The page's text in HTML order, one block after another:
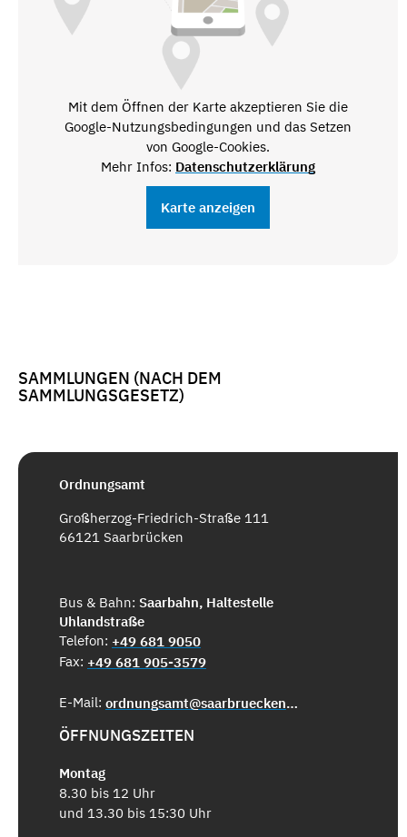
Mit dem Öffnen der Karte akzeptieren Sie die
Google-Nutzungsbedingungen und das Setzen
von Google-Cookies.
Mehr Infos: Datenschutzerklärung
Karte anzeigen
SAMMLUNGEN (NACH DEM
SAMMLUNGSGESETZ)
Ordnungsamt
Großherzog-Friedrich-Straße 111
66121 Saarbrücken
Bus & Bahn: Saarbahn, Haltestelle
Uhlandstraße
Telefon: +49 681 9050
Fax: +49 681 905-3579
E-Mail: ordnungsamt@saarbruecken.de
ÖFFNUNGSZEITEN
Montag
8.30 bis 12 Uhr
und 13.30 bis 15:30 Uhr